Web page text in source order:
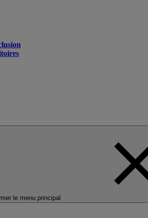
le menu principal